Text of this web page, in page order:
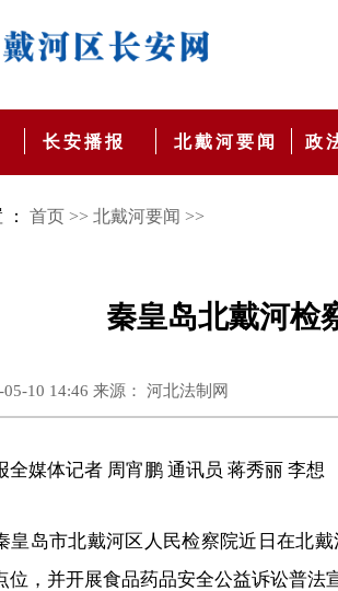
长安播报 北戴河要闻 政
： 首页 >> 北戴河要闻 >>
秦皇岛北戴河检
10 14:46 来源： 河北法制网
全媒体记者 周宵鹏 通讯员 蒋秀丽 李想
皇岛市北戴河区人民检察院近日在北
位，并开展食品药品安全公益诉讼普